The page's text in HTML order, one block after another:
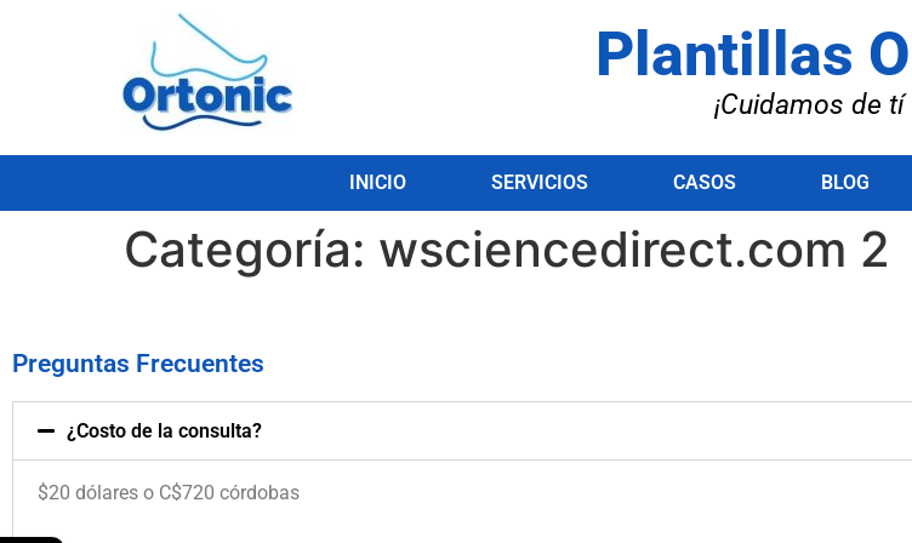
Plantillas
¡Cuidamos de
INICIO SERVICIOS CASOS BLOG
Categoría: wsciencedirect.com 2
Preguntas Frecuentes
¿Costo de la consulta?
$20 dólares o C$720 córdobas